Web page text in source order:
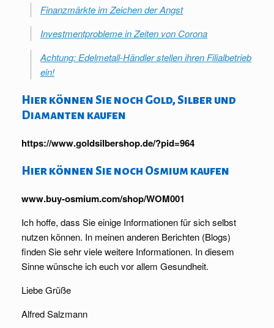
Finanzmärkte im Zeichen der Angst
Investmentprobleme in Zeiten von Corona
Achtung: Edelmetall-Händler stellen ihren Filialbetrieb
ein!
Hier können Sie noch Gold, Silber und
Diamanten kaufen
https://www.goldsilbershop.de/?pid=964
Hier können Sie noch Osmium kaufen
www.buy-osmium.com/shop/WOM001
Ich hoffe, dass Sie einige Informationen für sich selbst
nutzen können. In meinen anderen Berichten (Blogs)
finden Sie sehr viele weitere Informationen. In diesem
Sinne wünsche ich euch vor allem Gesundheit.
Liebe Grüße
Alfred Salzmann